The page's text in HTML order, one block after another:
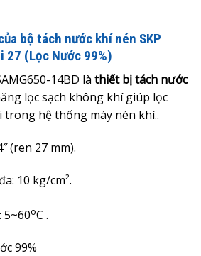
bộ tách nước khí nén SKP
27 (Lọc Nước 99%)
14BD là thiết bị tách nước
lọc sạch không khí giúp lọc
trong hệ thống máy nén khí..
(ren 27 mm).
10 kg/cm².
oC .
99%